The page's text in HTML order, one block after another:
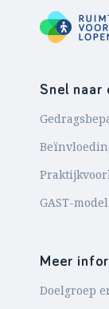
Snel naar
GAST-model
Meer
Doelgroep